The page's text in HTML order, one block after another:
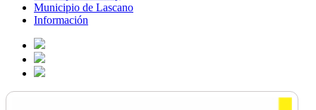
Municipio de Lascano
Información